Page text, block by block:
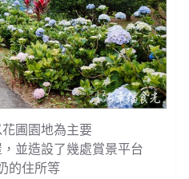
圃園地為主要
並造設了幾處賞景平台
的住所等